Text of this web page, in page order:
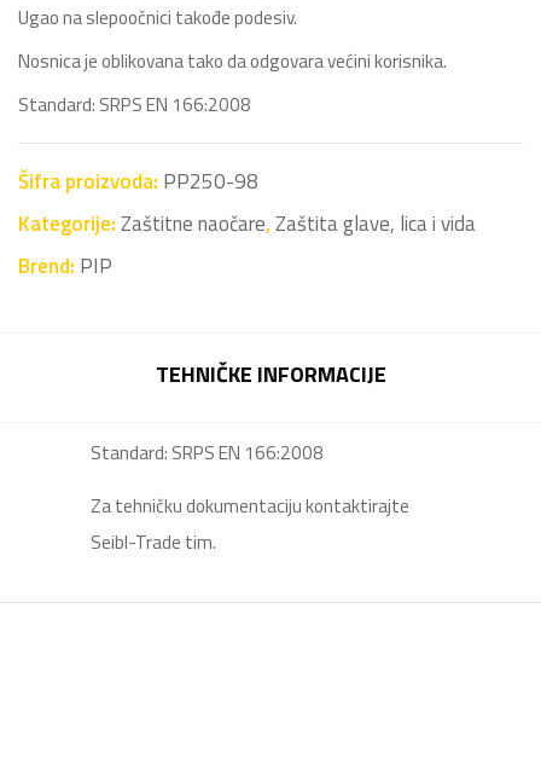
Ugao na slepoočnici takođe podesiv.
Nosnica je oblikovana tako da odgovara većini korisnika.
Standard: SRPS EN 166:2008
Šifra proizvoda: PP250-98
Kategorije:Zaštitne naočare,Zaštita glave, lica i vida
Brend: PIP
TEHNIČKE INFORMACIJE
Standard: SRPS EN 166:2008
Za tehničku dokumentaciju kontaktirajte
Seibl-Trade tim.